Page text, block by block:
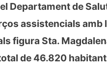
Departament de
assistencials amb
figura Sta.
de 46.820